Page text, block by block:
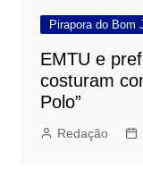
Pirapora do Bom
EMTU e
costuram
Polo”
Redação